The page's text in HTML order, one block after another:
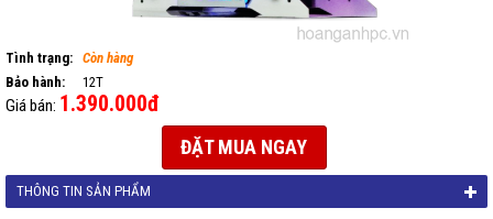
Tình trạng: Còn hàng
Bảo hành:
12T
Giá bán: 1.390.000đ
ĐẶT MUA NGAY
THÔNG TIN SẢN PHẨM